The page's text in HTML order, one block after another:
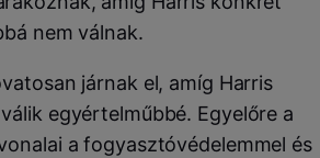
nem válnak.
járnak el, amíg Harris
egyértelműbbé. Egyelőre a
a fogyasztóvédelemmel és